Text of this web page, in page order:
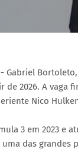
Gabriel
de 2026. A
Nico
3 em 2023 e
das grandes